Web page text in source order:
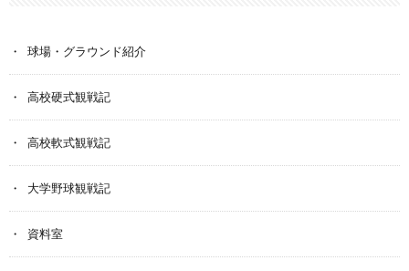
球場・グラウンド紹介
高校硬式観戦記
高校軟式観戦記
大学野球観戦記
資料室